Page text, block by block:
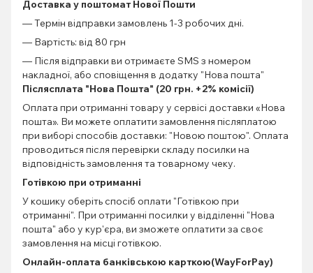
Доставка у поштомат Нової Пошти
— Термін відправки замовлень 1-3 робочих дні.
— Вартість: від 80 грн
— Після відправки ви отримаєте SMS з номером
накладної, або сповіщення в додатку "Нова пошта"
Післясплата "Нова Пошта" (20 грн. +2% комісії)
Оплата при отриманні товару у сервісі доставки «Нова
пошта». Ви можете оплатити замовлення післяплатою
при виборі способів доставки: "Новою поштою". Оплата
проводиться після перевірки складу посилки на
відповідність замовлення та товарному чеку.
Готівкою при отриманні
У кошику оберіть спосіб оплати "Готівкою при
отриманні". При отриманні посилки у відділенні "Нова
пошта" або у кур'єра, ви зможете оплатити за своє
замовлення на місці готівкою.
Онлайн-оплата банківською карткою(WayForPay)